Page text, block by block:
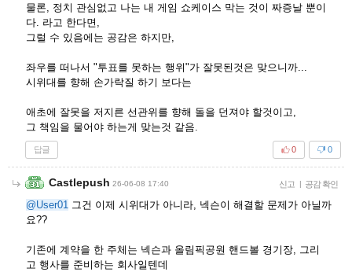
물론, 정치 관심없고 나는 내 게임 쇼케이스 막는 것이 짜증날 뿐이
다. 라고 한다면,
그럴 수 있음에는 공감은 하지만,
좌우를 떠나서 "투표를 못하는 행위"가 잘못된것은 맞으니까...
시위대를 향해 손가락질 하기 보다는
애초에 잘못을 저지른 선관위를 향해 돌을 던져야 할것이고,
그 책임을 물어야 하는게 맞는것 같음.
답글 0
0
Castlepush 26-06-08 17:40 신고 | 공감 확인
@User01 그건 이제 시위대가 아니라, 넥슨이 해결할 문제가 아닐까
요??
기존에 계약을 한 주체는 넥슨과 올림픽공원 핸드볼 경기장, 그리
고 행사를 준비하는 회사일텐데